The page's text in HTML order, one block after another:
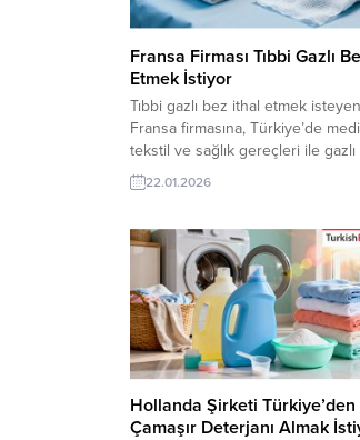
Fransa Firması Tıbbi Gazlı
Etmek İstiyor
Tıbbi gazlı bez ithal etmek
Fransa firmasına, Türkiye’de
tekstil ve sağlık gereçleri ile gazlı
üreticisi veya tedarikçisi olan
firmalar teklif sunabilirler. Yeni bir
bilgilerine TurkishExporter VIP
TE üyelik kredisi sahibi ihracat
erişebilmektedir. ➤ Bu...
22.01.2026
Hollanda Şirketi Türkiye’den
Çamaşır Deterjanı Almak